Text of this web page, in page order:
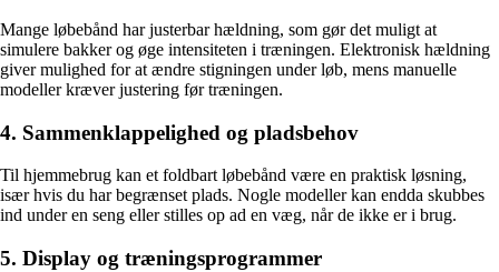
Mange løbebånd har justerbar hældning, som gør det muligt at
simulere bakker og øge intensiteten i træningen. Elektronisk hældning
giver mulighed for at ændre stigningen under løb, mens manuelle
modeller kræver justering før træningen.
4. Sammenklappelighed og pladsbehov
Til hjemmebrug kan et foldbart løbebånd være en praktisk løsning,
især hvis du har begrænset plads. Nogle modeller kan endda skubbes
ind under en seng eller stilles op ad en væg, når de ikke er i brug.
5. Display og træningsprogrammer